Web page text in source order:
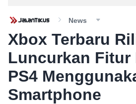
News
Xbox Terbaru
Luncurkan Fitur
PS4
Smartphone